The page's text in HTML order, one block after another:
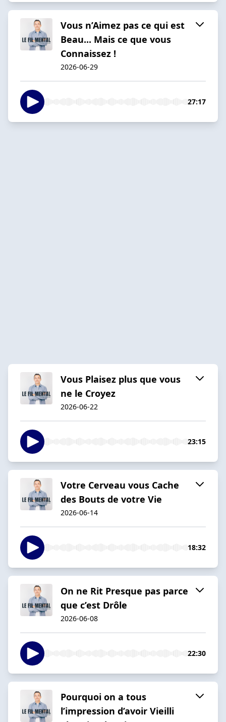
Vous n’Aimez pas ce qui est
Beau... Mais ce que vous
Connaissez !
2026-06-29
27:17
Vous Plaisez plus que vous
ne le Croyez
2026-06-22
23:15
Votre Cerveau vous Cache
des Bouts de votre Vie
2026-06-14
18:32
On ne Rit Presque pas parce
que c’est Drôle
2026-06-08
22:30
Pourquoi on a tous
l’impression d’avoir Vieilli